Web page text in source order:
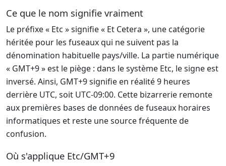
Ce que le nom signifie vraiment
Le préfixe « Etc » signifie « Et Cetera », une catégorie
héritée pour les fuseaux qui ne suivent pas la
dénomination habituelle pays/ville. La partie numérique
« GMT+9 » est le piège : dans le système Etc, le signe est
inversé. Ainsi, GMT+9 signifie en réalité 9 heures
derrière UTC, soit UTC-09:00. Cette bizarrerie remonte
aux premières bases de données de fuseaux horaires
informatiques et reste une source fréquente de
confusion.
Où s'applique Etc/GMT+9